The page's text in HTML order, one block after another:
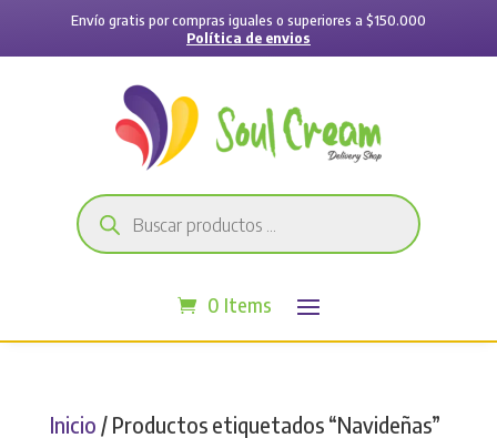
Envío gratis por compras iguales o superiores a $150.000
Política de envios
Búsqueda
de
productos
0 Items
Inicio / Productos etiquetados “Navideñas”